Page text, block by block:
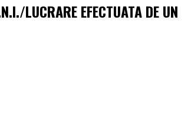
LUCRARE EFECTUATA DE UN